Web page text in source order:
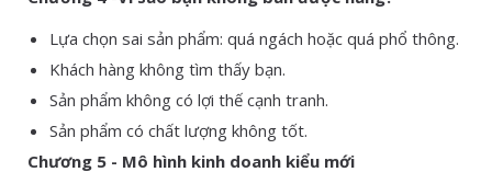
Lựa chọn sai sản phẩm: quá ngách hoặc quá phổ thông.
Khách hàng không tìm thấy bạn.
Sản phẩm không có lợi thế cạnh tranh.
Sản phẩm có chất lượng không tốt.
Chương 5 - Mô hình kinh doanh kiểu mới